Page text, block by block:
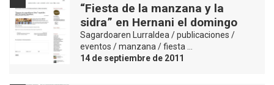
“Fiesta de la manzana y la
sidra” en Hernani el domingo
Sagardoaren Lurraldea / publicaciones /
eventos / manzana / fiesta …
14 de septiembre de 2011